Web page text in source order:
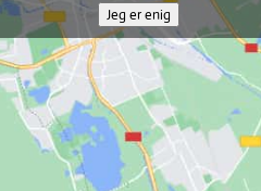
Jeg er enig